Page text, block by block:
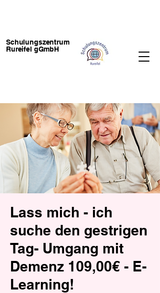
Schulungszentrum
Rureifel gGmbH
Lass mich - ich
suche den gestrigen
Tag- Umgang mit
Demenz 109,00€ - E-
Learning!